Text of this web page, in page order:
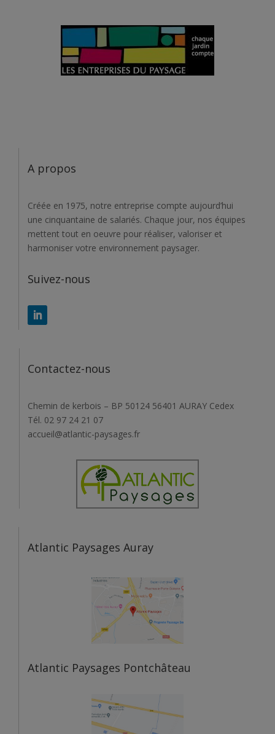
une cinquantaine de salariés. Chaque jour, nos équipes
mettent tout en oeuvre pour réaliser, valoriser et
harmoniser votre environnement paysager.
Tél. 02 97 24 21 07
accueil@atlantic-paysages.fr